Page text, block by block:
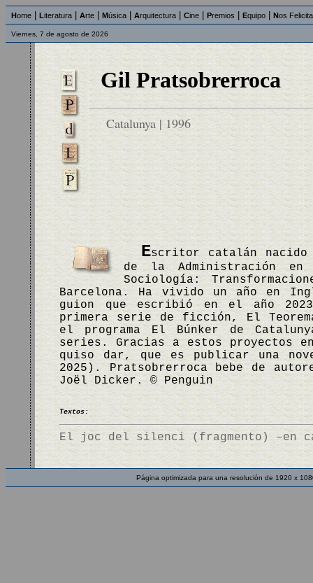
Home Literatura Arte Música Arquitectura Cine Premios Equipo Nos
Viernes, 7 de agosto de 2026
Gil Pratsobrerroca
Catalunya | 1996
Escritor catalán
de la Administración en
Sociología:
Barcelona. Ha vivido un año en
guion que escribió en el año
primera serie de ficción, El
el programa El Búnker de
series. Gracias a estos proyectos
quiso dar, que es publicar una
2025). Pratsobrerroca bebe de
Joël Dicker. © Penguin
Textos:
El joc del silenci (fragmento) –en
Página optimizada para una resolución de 1920 x